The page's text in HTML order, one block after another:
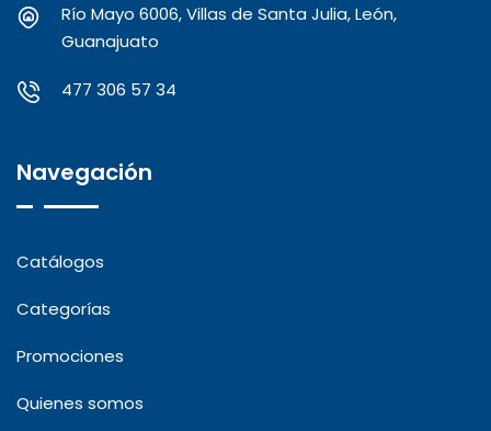
Río Mayo 6006, Villas de Santa Julia, León,
Guanajuato
477 306 57 34
Navegación
Catálogos
Categorías
Promociones
Quienes somos